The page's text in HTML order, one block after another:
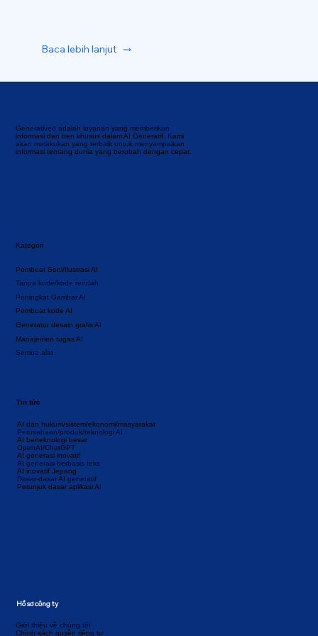
Generatived adalah layanan yang memberikan
informasi dan tren khusus dalam AI Generatif. Kami
akan melakukan yang terbaik untuk menyampaikan
informasi tentang dunia yang berubah dengan cepat.
Kategori
Semua alat
Manajemen tugas AI
Generator desain grafis AI
Tanpa kode/kode rendah
Pembuat kode AI
Peningkat Gambar AI
Pembuat Seni/Ilustrasi AI
AI dan hukum/sistem/ekonomi/masyarakat
Perusahaan/produk/teknologi AI
AI berteknologi besar
OpenAI/ChatGPT
AI generasi inovatif
AI generasi berbasis teks
AI inovatif Jepang
Dasar-dasar AI generatif
Petunjuk dasar aplikasi AI
Tin tức
Giới thiệu về chúng tôi
Chính sách quyền riêng tư
Hồ sơ công ty
Baca lebih lanjut